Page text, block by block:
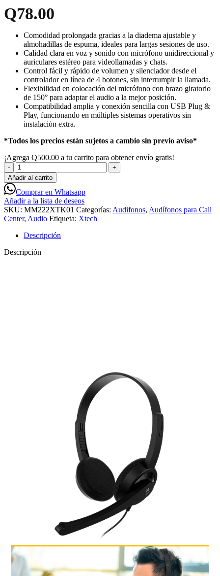
Q78.00
Comodidad prolongada gracias a la diadema ajustable y
almohadillas de espuma, ideales para largas sesiones de uso.
Calidad clara en voz y sonido con micrófono unidireccional y
auriculares estéreo para videollamadas y chats.
Control fácil y rápido de volumen y silenciador desde el
controlador en línea de 4 botones, sin interrumpir la llamada.
Flexibilidad en colocación del micrófono con brazo giratorio
de 150° para adaptar el audio a la mejor posición.
Compatibilidad amplia y conexión sencilla con USB Plug &
Play, funcionando en múltiples sistemas operativos sin
instalación extra.
*Todos los precios están sujetos a cambio sin previo aviso*
¡Agrega Q500.00 a tu carrito para obtener envío gratis!
Xtech
XTH-
241
Audífonos
Alámbricos
USB-
A
Micrófono
MM222XTK01
Añadir al carrito
Comprar en Whatsapp
Añadir a la lista de deseos
SKU: MM222XTK01 Categorías: Audifonos, Audífonos para Call
Center, Audio Etiqueta: Xtech
Descripción
Descripción